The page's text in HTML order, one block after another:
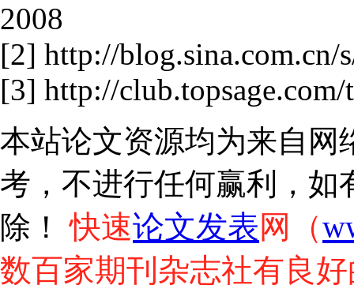
2008
[2] http://blog.sina.com.cn/
[3] http://
本站论文资源均为来自网
考，不进行任何赢利，如
除！快速论文发表网（
数百家期刊杂志社有良